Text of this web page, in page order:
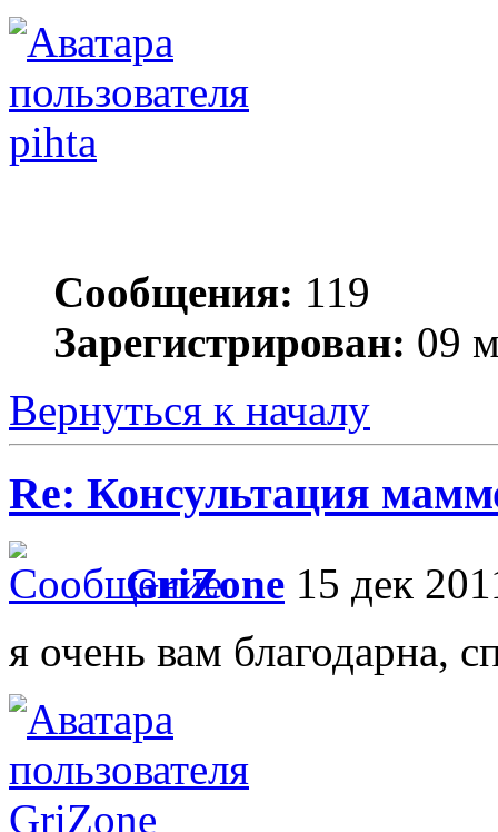
pihta
Сообщения: 119
Зарегистрирован: 09
Вернуться к началу
Re: Консультация
GriZone 15 дек
я очень вам благодарна,
GriZone